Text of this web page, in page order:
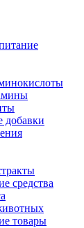
добавки
средства
товары